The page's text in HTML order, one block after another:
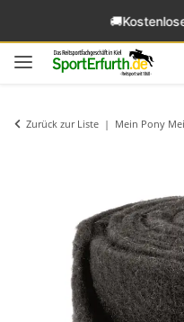
🚚
Zurück zur Liste Mein Pony